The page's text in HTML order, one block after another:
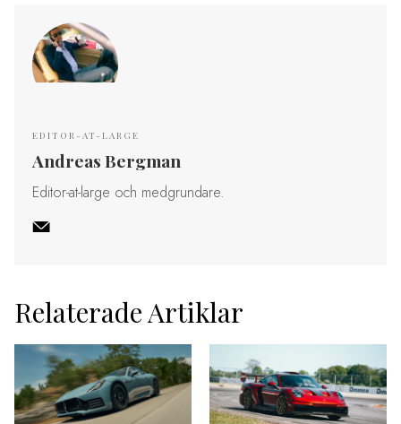
EDITOR-AT-LARGE
Andreas Bergman
Editor-at-large och medgrundare.
Relaterade Artiklar